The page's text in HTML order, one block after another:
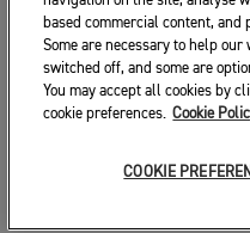
based commercial content, and
Some are necessary to help
switched off, and some are
You may accept all cookies by
cookie preferences. Cookie
COOKIE